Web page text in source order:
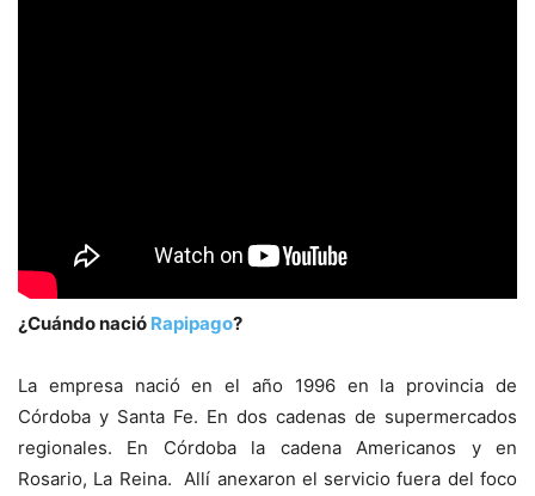
¿Cuándo nació Rapipago?
La empresa nació en el año 1996 en la provincia de
Córdoba y Santa Fe. En dos cadenas de supermercados
regionales. En Córdoba la cadena Americanos y en
Rosario, La Reina. Allí anexaron el servicio fuera del foco